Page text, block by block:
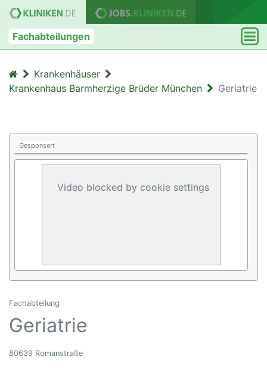
Fachabteilungen
Krankenhäuser
Krankenhaus Barmherzige Brüder München
Geriatrie
Gesponsert
Video blocked by cookie settings
Fachabteilung
Geriatrie
80639 Romanstraße